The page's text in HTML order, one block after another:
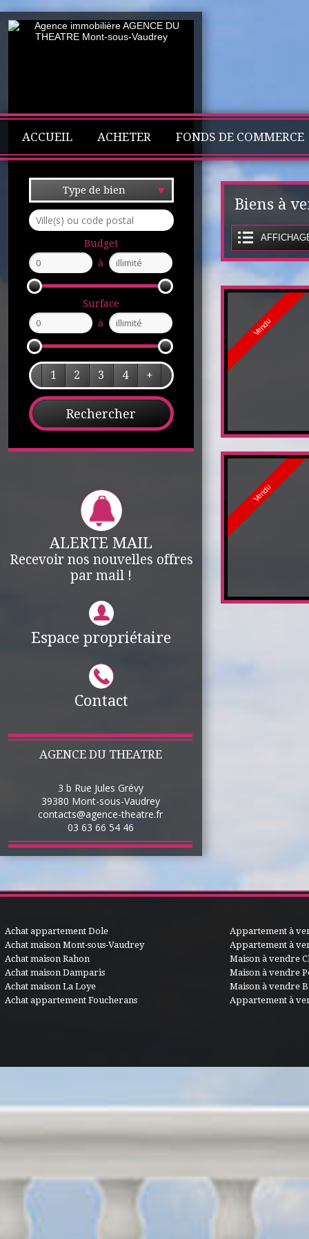
ACCUEIL ACHETER FONDS DE COMMERCE
Type de bien
Budget
à
Surface
à
1 2 3 4 +
ALERTE MAIL
Recevoir nos nouvelles offres
par mail !
Espace propriétaire
Contact
AGENCE DU THEATRE
3 b Rue Jules Grévy
39380 Mont-sous-Vaudrey
contacts@agence-theatre.fr
03 63 66 54 46
Biens à
Vendu
Vendu
Achat appartement Dole
Achat maison Mont-sous-Vaudrey
Achat maison Rahon
Achat maison Damparis
Achat maison La Loye
Achat appartement Foucherans
Appartement à
Appartement à
Maison à vendre
Maison à vendre
Maison à vendre
Appartement à